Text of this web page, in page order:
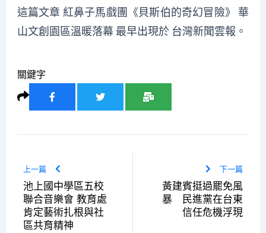
這篇文章 紅鼻子馬戲團《貝斯伯的奇幻冒險》 華
山文創園區溫暖落幕最早出現於 台灣新聞雲報 。
關鍵字
上一篇
池上國中學區五校
聯合音樂會 教育處
肯定藝術扎根與社
區共育精神
下一篇
黃建賓挺過罷免風
暴 民進黨在台東
信任危機浮現